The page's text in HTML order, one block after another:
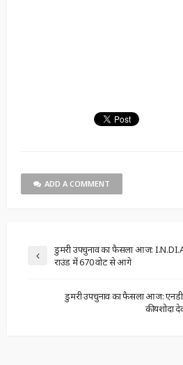
ADD A COMMENT
डुमरी उपचुनाव का फैसला आज: I.N.DI.A
राउंड में 670 वोट से आगे
डुमरी उपचुनाव का फैसला आज:
की यशोदा